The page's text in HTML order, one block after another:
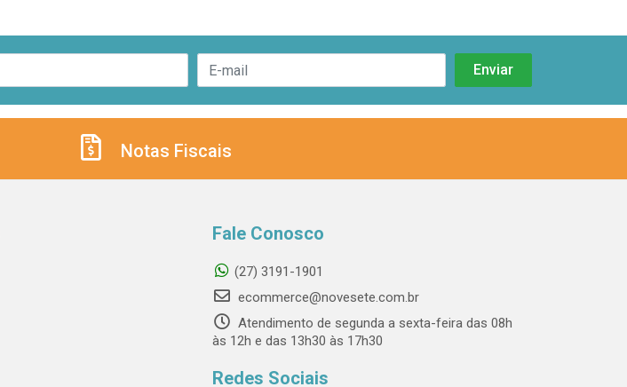
Notas Fiscais
Fale Conosco
(27) 3191-1901
ecommerce@novesete.com.br
Atendimento de segunda a sexta-feira das 08h
às 12h e das 13h30 às 17h30
Redes Sociais